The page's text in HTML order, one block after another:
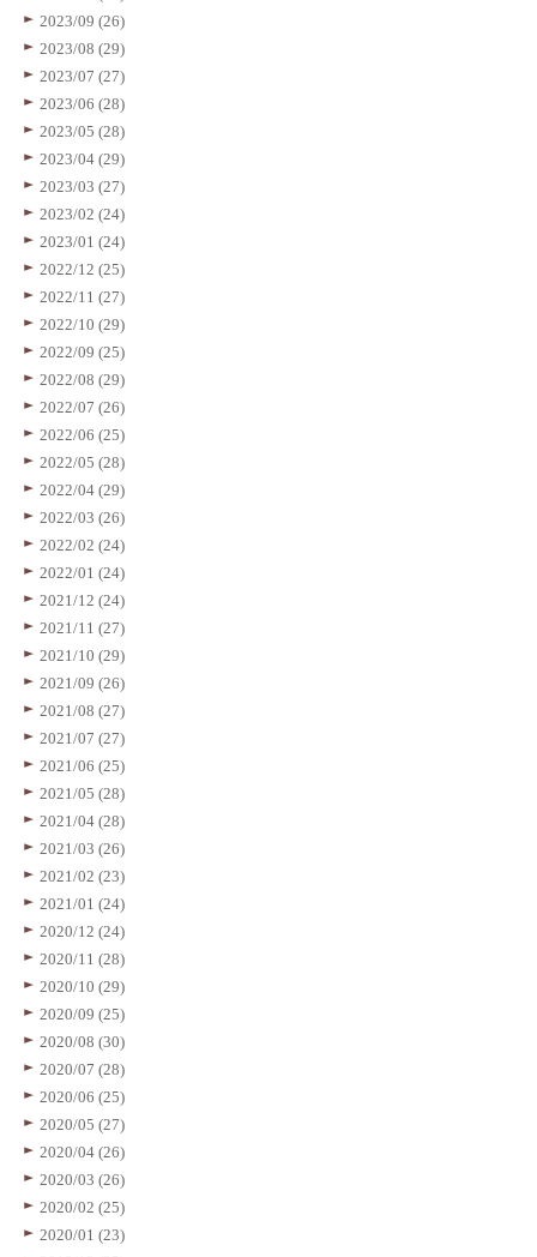
2023/09 (26)
2023/08 (29)
2023/07 (27)
2023/06 (28)
2023/05 (28)
2023/04 (29)
2023/03 (27)
2023/02 (24)
2023/01 (24)
2022/12 (25)
2022/11 (27)
2022/10 (29)
2022/09 (25)
2022/08 (29)
2022/07 (26)
2022/06 (25)
2022/05 (28)
2022/04 (29)
2022/03 (26)
2022/02 (24)
2022/01 (24)
2021/12 (24)
2021/11 (27)
2021/10 (29)
2021/09 (26)
2021/08 (27)
2021/07 (27)
2021/06 (25)
2021/05 (28)
2021/04 (28)
2021/03 (26)
2021/02 (23)
2021/01 (24)
2020/12 (24)
2020/11 (28)
2020/10 (29)
2020/09 (25)
2020/08 (30)
2020/07 (28)
2020/06 (25)
2020/05 (27)
2020/04 (26)
2020/03 (26)
2020/02 (25)
2020/01 (23)